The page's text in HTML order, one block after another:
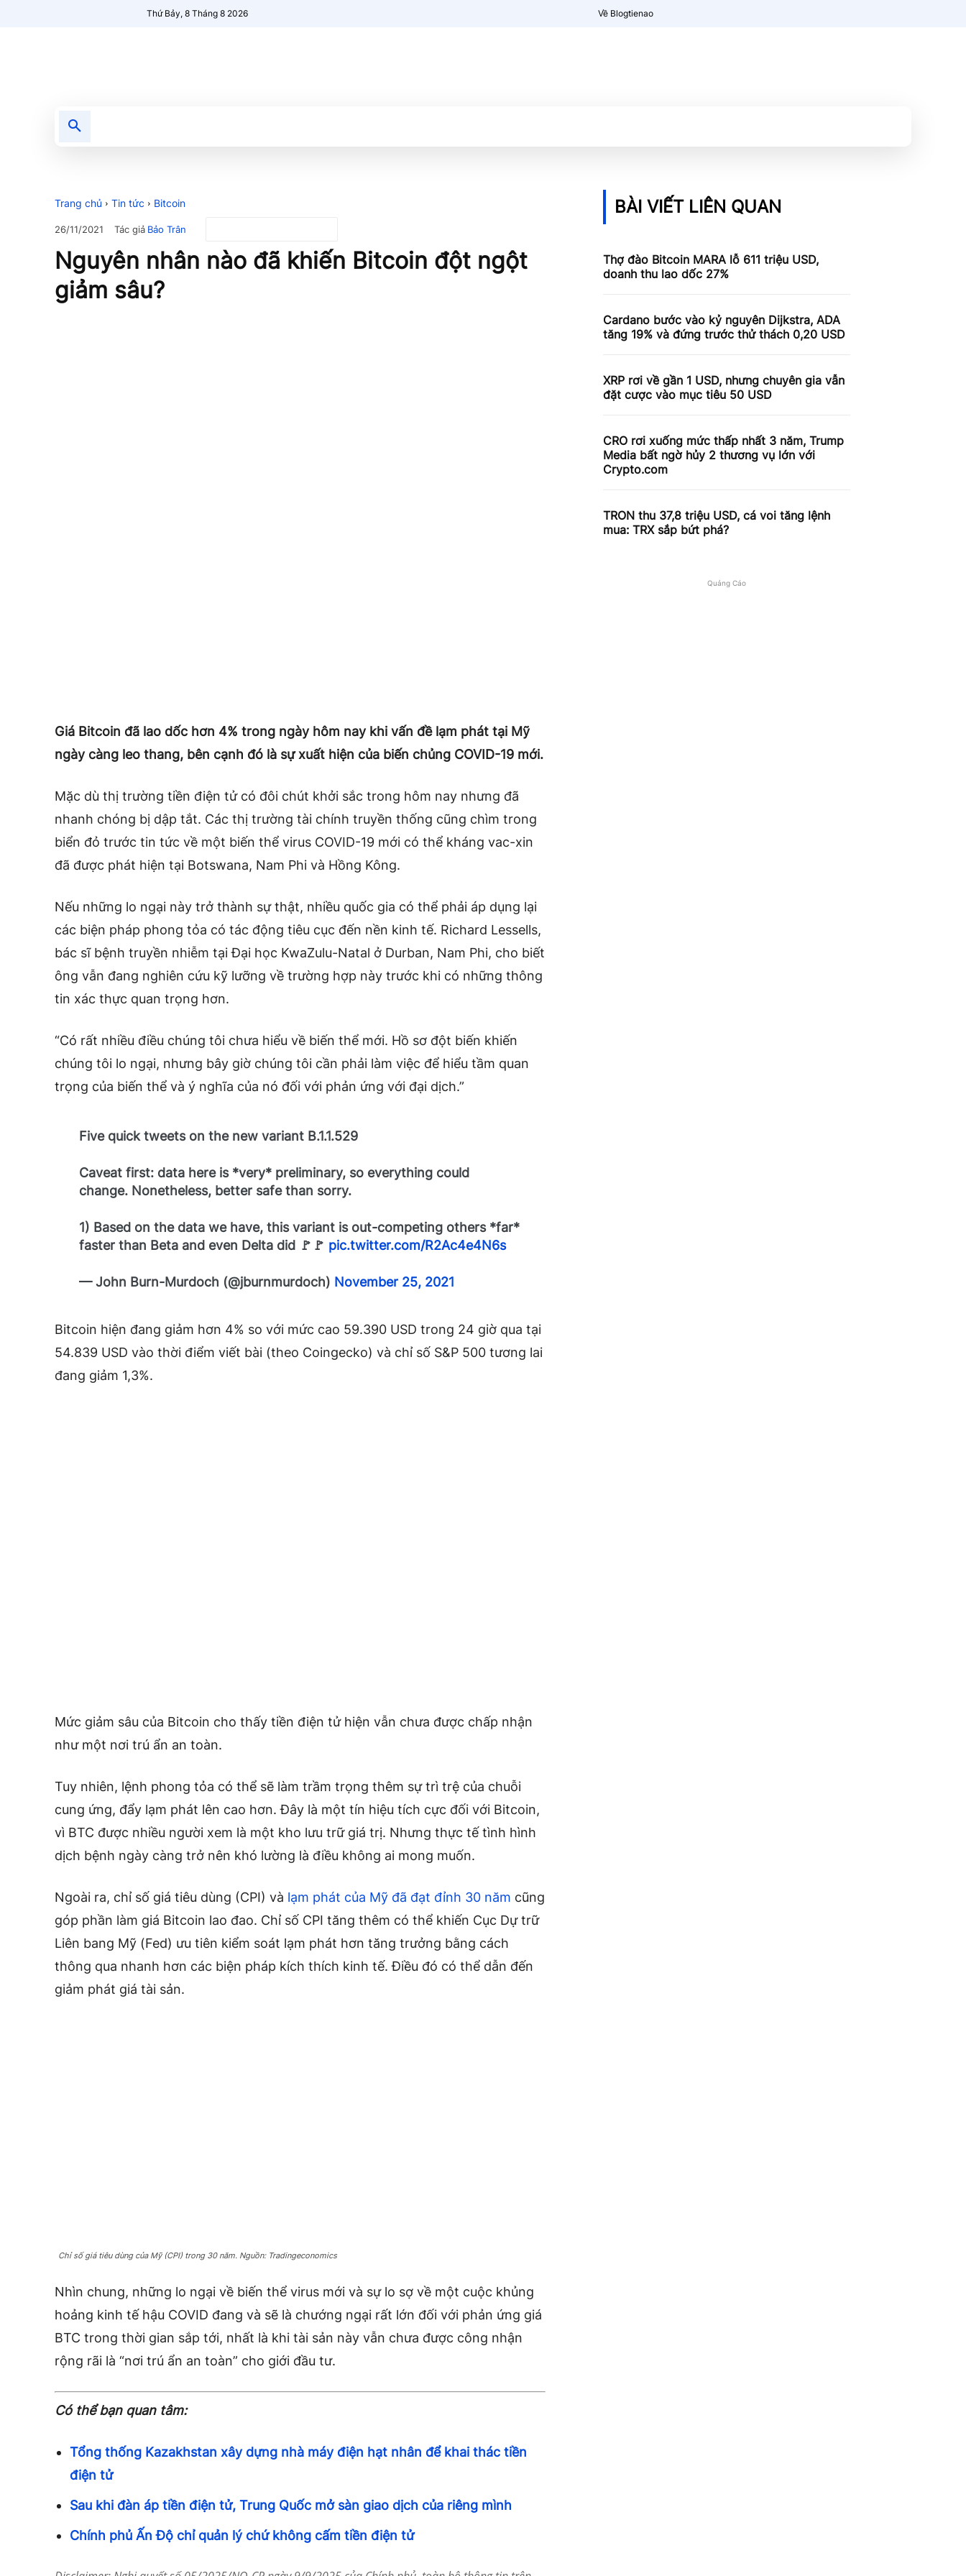
Thứ Bảy, 8 Tháng 8 2026 Về Blogtienao
Trang chủ Tin tức Bitcoin
26/11/2021 Tác giả Bảo Trân
Nguyên nhân nào đã khiến Bitcoin đột ngột
giảm sâu?
Giá Bitcoin đã lao dốc hơn 4% trong ngày hôm nay khi vấn đề lạm phát tại Mỹ
ngày càng leo thang, bên cạnh đó là sự xuất hiện của biến chủng COVID-19 mới.
Mặc dù thị trường tiền điện tử có đôi chút khởi sắc trong hôm nay nhưng đã
nhanh chóng bị dập tắt. Các thị trường tài chính truyền thống cũng chìm trong
biển đỏ trước tin tức về một biến thể virus COVID-19 mới có thể kháng vac-xin
đã được phát hiện tại Botswana, Nam Phi và Hồng Kông.
Nếu những lo ngại này trở thành sự thật, nhiều quốc gia có thể phải áp dụng lại
các biện pháp phong tỏa có tác động tiêu cục đến nền kinh tế. Richard Lessells,
bác sĩ bệnh truyền nhiễm tại Đại học KwaZulu-Natal ở Durban, Nam Phi, cho biết
ông vẫn đang nghiên cứu kỹ lưỡng về trường hợp này trước khi có những thông
tin xác thực quan trọng hơn.
“Có rất nhiều điều chúng tôi chưa hiểu về biến thể mới. Hồ sơ đột biến khiến
chúng tôi lo ngại, nhưng bây giờ chúng tôi cần phải làm việc để hiểu tầm quan
trọng của biến thể và ý nghĩa của nó đối với phản ứng với đại dịch.”
Five quick tweets on the new variant B.1.1.529
Caveat first: data here is *very* preliminary, so everything could
change. Nonetheless, better safe than sorry.
1) Based on the data we have, this variant is out-competing others *far*
faster than Beta and even Delta did 🚩🚩 pic.twitter.com/R2Ac4e4N6s
— John Burn-Murdoch (@jburnmurdoch) November 25, 2021
Bitcoin hiện đang giảm hơn 4% so với mức cao 59.390 USD trong 24 giờ qua tại
54.839 USD vào thời điểm viết bài (theo Coingecko) và chỉ số S&P 500 tương lai
đang giảm 1,3%.
Mức giảm sâu của Bitcoin cho thấy tiền điện tử hiện vẫn chưa được chấp nhận
như một nơi trú ẩn an toàn.
Tuy nhiên, lệnh phong tỏa có thể sẽ làm trầm trọng thêm sự trì trệ của chuỗi
cung ứng, đẩy lạm phát lên cao hơn. Đây là một tín hiệu tích cực đối với Bitcoin,
vì BTC được nhiều người xem là một kho lưu trữ giá trị. Nhưng thực tế tình hình
dịch bệnh ngày càng trở nên khó lường là điều không ai mong muốn.
Ngoài ra, chỉ số giá tiêu dùng (CPI) và lạm phát của Mỹ đã đạt đỉnh 30 năm cũng
góp phần làm giá Bitcoin lao đao. Chỉ số CPI tăng thêm có thể khiến Cục Dự trữ
Liên bang Mỹ (Fed) ưu tiên kiểm soát lạm phát hơn tăng trưởng bằng cách
thông qua nhanh hơn các biện pháp kích thích kinh tế. Điều đó có thể dẫn đến
giảm phát giá tài sản.
Chỉ số giá tiêu dùng của Mỹ (CPI) trong 30 năm. Nguồn: Tradingeconomics
Nhìn chung, những lo ngại về biến thể virus mới và sự lo sợ về một cuộc khủng
hoảng kinh tế hậu COVID đang và sẽ là chướng ngại rất lớn đối với phản ứng giá
BTC trong thời gian sắp tới, nhất là khi tài sản này vẫn chưa được công nhận
rộng rãi là “nơi trú ẩn an toàn” cho giới đầu tư.
Có thể bạn quan tâm:
Tổng thống Kazakhstan xây dựng nhà máy điện hạt nhân để khai thác tiền
điện tử
Sau khi đàn áp tiền điện tử, Trung Quốc mở sàn giao dịch của riêng mình
Chính phủ Ấn Độ chỉ quản lý chứ không cấm tiền điện tử
BÀI VIẾT LIÊN QUAN
Thợ đào Bitcoin MARA lỗ 611 triệu USD,
doanh thu lao dốc 27%
Cardano bước vào kỷ nguyên Dijkstra, ADA
tăng 19% và đứng trước thử thách 0,20 USD
XRP rơi về gần 1 USD, nhưng chuyên gia vẫn
đặt cược vào mục tiêu 50 USD
CRO rơi xuống mức thấp nhất 3 năm, Trump
Media bất ngờ hủy 2 thương vụ lớn với
Crypto.com
TRON thu 37,8 triệu USD, cá voi tăng lệnh
mua: TRX sắp bứt phá?
Quảng Cáo